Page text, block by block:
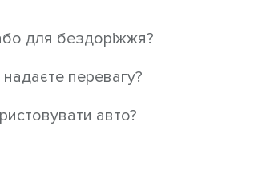
для бездоріжжя?
перевагу?
авто?